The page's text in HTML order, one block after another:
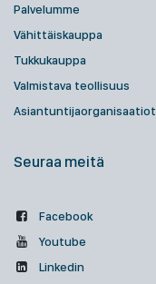
Palvelumme
Vähittäiskauppa
Tukkukauppa
Valmistava teollisuus
Asiantuntijaorganisaatiot
Seuraa meitä
Facebook
Youtube
Linkedin